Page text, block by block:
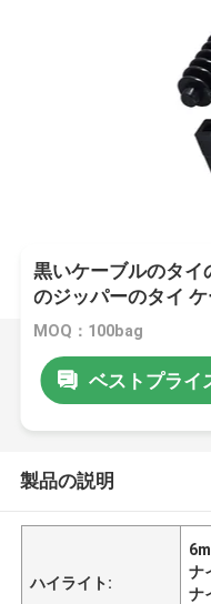
黒いケーブルのタ
のジッパーのタイ
MOQ：100bag
ベストプライ
製品の説明
ハイライト:
ナ
ナ